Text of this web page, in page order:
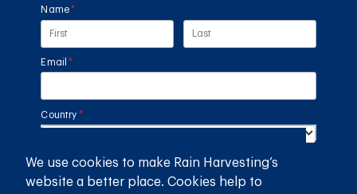
Name *
(required)
Email *
(required)
Country *
(required)
SUBMIT
We use cookies to make Rain Harvesting’s
website a better place. Cookies help to